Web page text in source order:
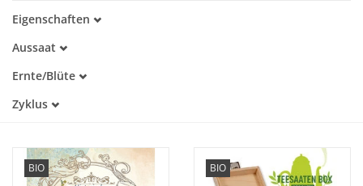
Geschenkideen
Katalog
Eigenschaften
Alte Sorte
Warmkeimer
Lichtkeimer
Aussaat
März
April
Juli
August
Ernte/Blüte
Juni
August
September
Oktober
Zyklus
BIO BIO